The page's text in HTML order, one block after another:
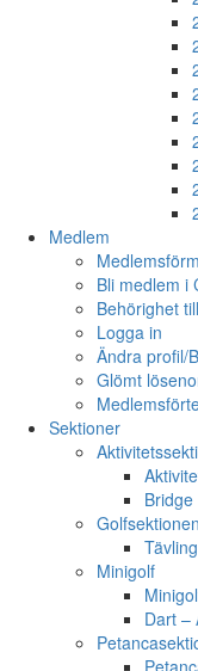
Medlem
Bli medlem i
Behörighet
Logga in
Ändra profil/
Glömt
Sektioner
Bridge
Golfsektionen
Tävling
Minigolf
Dart –